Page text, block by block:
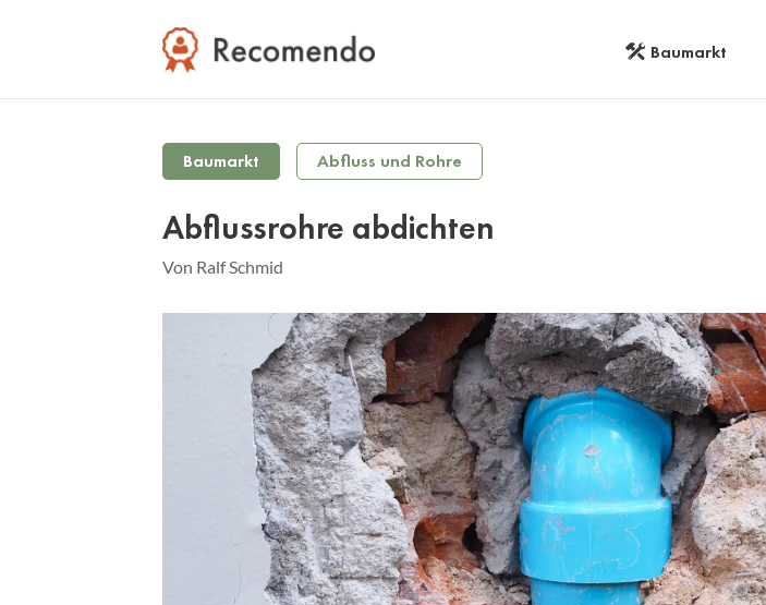
Baumarkt
Baumarkt Abfluss und Rohre
Abflussrohre abdichten
Von Ralf Schmid